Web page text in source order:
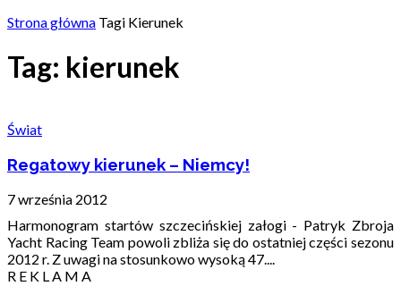
Strona główna Tagi Kierunek
Tag: kierunek
Świat
Regatowy kierunek – Niemcy!
7 września 2012
Harmonogram startów szczecińskiej załogi - Patryk Zbroja
Yacht Racing Team powoli zbliża się do ostatniej części sezonu
2012 r. Z uwagi na stosunkowo wysoką 47....
R E K L A M A